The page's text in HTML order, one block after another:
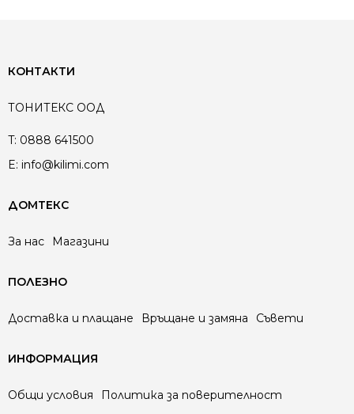
КОНТАКТИ
ТОНИТЕКС ООД
T: 0888 641500
E: info@kilimi.com
ДОМТЕКС
За нас Магазини
ПОЛЕЗНО
Доставка и плащане Връщане и замяна Съвети
ИНФОРМАЦИЯ
Общи условия Политика за поверителност